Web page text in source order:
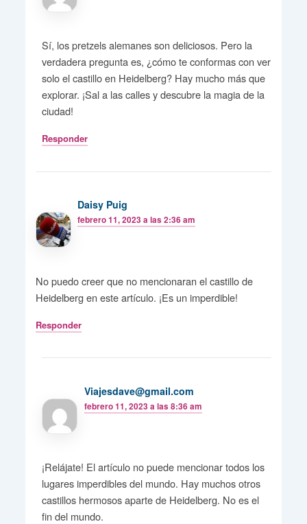
Sí, los pretzels alemanes son deliciosos. Pero la
verdadera pregunta es, ¿cómo te conformas con ver
solo el castillo en Heidelberg? Hay mucho más que
explorar. ¡Sal a las calles y descubre la magia de la
ciudad!
Responder
Daisy Puig
febrero 11, 2023 a las 2:36 am
No puedo creer que no mencionaran el castillo de
Heidelberg en este artículo. ¡Es un imperdible!
Responder
Viajesdave@gmail.com
febrero 11, 2023 a las 8:36 am
¡Relájate! El artículo no puede mencionar todos los
lugares imperdibles del mundo. Hay muchos otros
castillos hermosos aparte de Heidelberg. No es el
fin del mundo.